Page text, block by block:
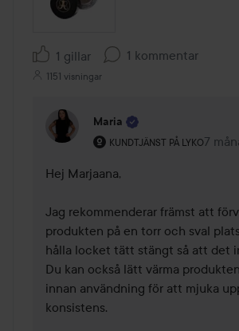
1 gillar 1 kommentar
1151 visningar
Maria
KUNDTJÄNST PÅ LYKO
Användarens roll: 7
Hej Marjaana,
Jag rekommenderar främst att
produkten på en torr och sval
hålla locket tätt stängt så att det
Du kan också lätt värma
innan användning för att mjuka
konsistens.